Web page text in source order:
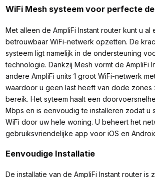
WiFi Mesh systeem voor perfecte
Met alleen de AmpliFi Instant router kunt u al
betrouwbaar WiFi-netwerk opzetten. De
systeem ligt namelijk in de ondersteuning
technologie. Dankzij Mesh vormt de AmpliFi
andere AmpliFi units 1 groot WiFi-netwerk
waardoor u geen last heeft van dode zones
bereik. Het syteem haalt een
Mbps en is eenvoudig te installeren zodat u
WiFi door uw hele woning. U beheert het
gebruiksvriendelijke app voor iOS en
Eenvoudige Installatie
De installatie van de AmpliFi Instant router is